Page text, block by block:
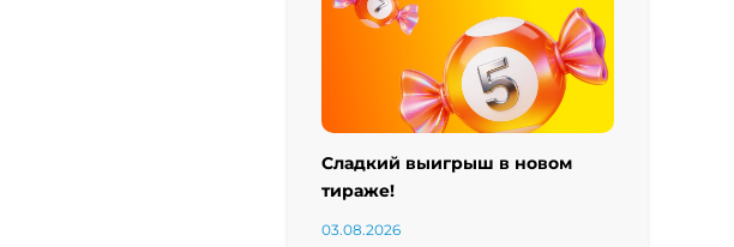
Сладкий выигрыш в новом
тираже!
03.08.2026